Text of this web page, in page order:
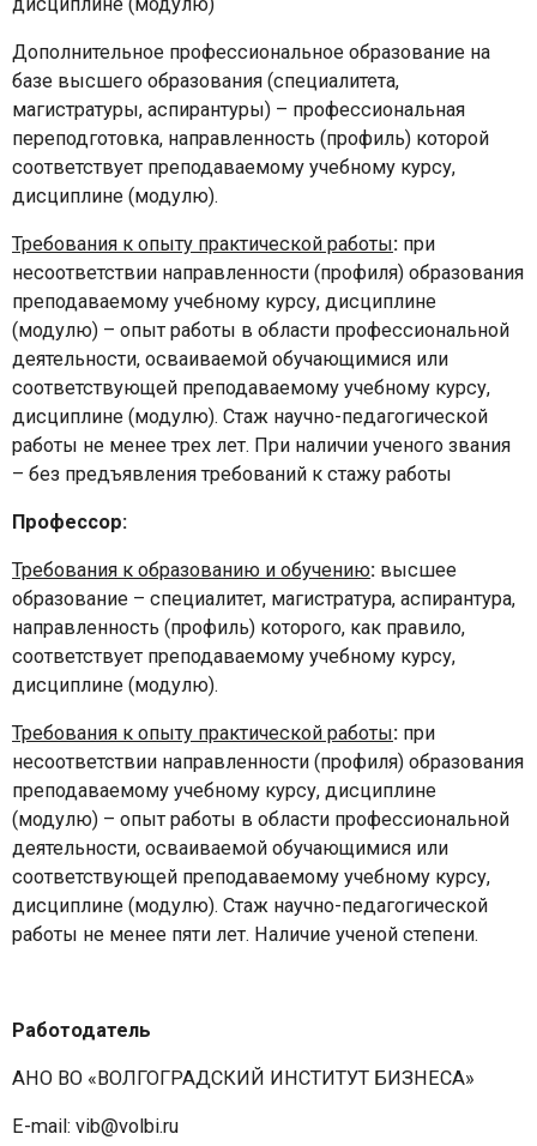
Дополнительное профессиональное образование на
базе высшего образования (специалитета,
магистратуры, аспирантуры) – профессиональная
переподготовка, направленность (профиль) которой
соответствует преподаваемому учебному курсу,
дисциплине (модулю).
Требования к опыту практической работы: при
несоответствии направленности (профиля) образования
преподаваемому учебному курсу, дисциплине
(модулю) – опыт работы в области профессиональной
деятельности, осваиваемой обучающимися или
соответствующей преподаваемому учебному курсу,
дисциплине (модулю). Стаж научно-педагогической
работы не менее трех лет. При наличии ученого звания
– без предъявления требований к стажу работы
Профессор:
Требования к образованию и обучению: высшее
образование – специалитет, магистратура, аспирантура,
направленность (профиль) которого, как правило,
соответствует преподаваемому учебному курсу,
дисциплине (модулю).
Требования к опыту практической работы: при
несоответствии направленности (профиля) образования
преподаваемому учебному курсу, дисциплине
(модулю) – опыт работы в области профессиональной
деятельности, осваиваемой обучающимися или
соответствующей преподаваемому учебному курсу,
дисциплине (модулю). Стаж научно-педагогической
работы не менее пяти лет. Наличие ученой степени.
Работодатель
АНО ВО «ВОЛГОГРАДСКИЙ ИНСТИТУТ БИЗНЕСА»
E-mail: vib@volbi.ru